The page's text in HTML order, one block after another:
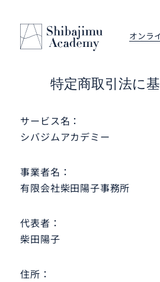
オンラ
特定商取引法に
サービス名：
シバジムアカデミー
事業者名：
有限会社柴田陽子事務所
代表者：
柴田陽子
住所：